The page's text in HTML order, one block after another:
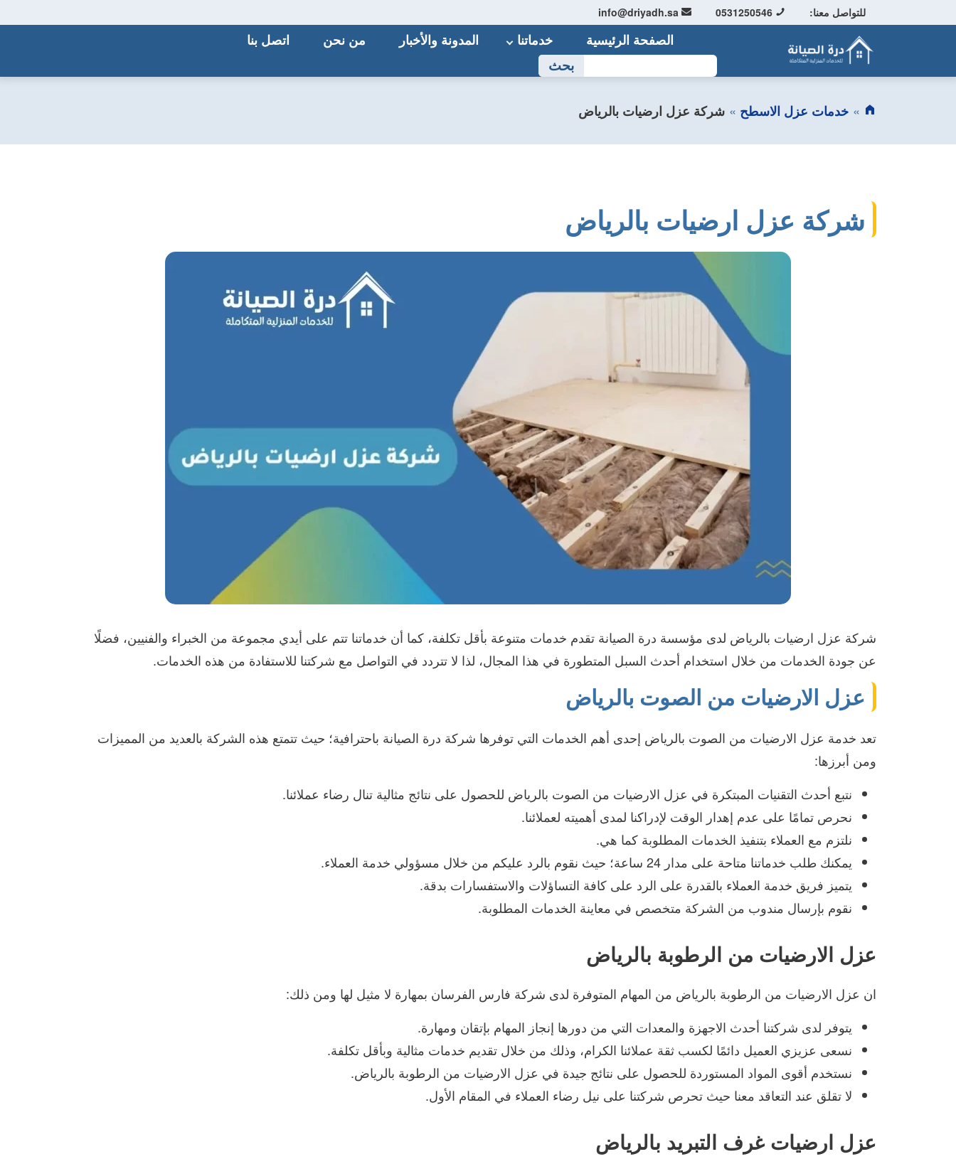
للتواصل معنا:
الصفحة الرئيسية خدماتنا المدونة والأخبار من نحن
اتصل بنا
بحث
خدمات عزل الاسطح شركة عزل ارضيات بالرياض
شركة عزل ارضيات بالرياض
شركة عزل ارضيات بالرياض لدى مؤسسة درة الصيانة تقدم خدمات متنوعة بأقل تكلفة، كما أن خدماتنا تتم على أيدي مجموعة من الخبراء والفنيين، فضلًا
عن جودة الخدمات من خلال استخدام أحدث السبل المتطورة في هذا المجال، لذا لا تتردد في التواصل مع شركتنا للاستفادة من هذه الخدمات.
عزل الارضيات من الصوت بالرياض
تعد خدمة عزل الارضيات من الصوت بالرياض إحدى أهم الخدمات التي توفرها شركة درة الصيانة باحترافية؛ حيث تتمتع هذه الشركة بالعديد من المميزات
ومن أبرزها:
نتبع أحدث التقنيات المبتكرة في عزل الارضيات من الصوت بالرياض للحصول على نتائج مثالية تنال رضاء عملائنا.
نحرص تمامًا على عدم إهدار الوقت لإدراكنا لمدى أهميته لعملائنا.
نلتزم مع العملاء بتنفيذ الخدمات المطلوبة كما هي.
يمكنك طلب خدماتنا متاحة على مدار 24 ساعة؛ حيث نقوم بالرد عليكم من خلال مسؤولي خدمة العملاء.
يتميز فريق خدمة العملاء بالقدرة على الرد على كافة التساؤلات والاستفسارات بدقة.
نقوم بإرسال مندوب من الشركة متخصص في معاينة الخدمات المطلوبة.
عزل الارضيات من الرطوبة بالرياض
ان عزل الارضيات من الرطوبة بالرياض من المهام المتوفرة لدى شركة فارس الفرسان بمهارة لا مثيل لها ومن ذلك:
يتوفر لدى شركتنا أحدث الاجهزة والمعدات التي من دورها إنجاز المهام بإتقان ومهارة.
نسعى عزيزي العميل دائمًا لكسب ثقة عملائنا الكرام، وذلك من خلال تقديم خدمات مثالية وبأقل تكلفة.
نستخدم أقوى المواد المستوردة للحصول على نتائج جيدة في عزل الارضيات من الرطوبة بالرياض.
لا تقلق عند التعاقد معنا حيث تحرص شركتنا على نيل رضاء العملاء في المقام الأول.
عزل ارضيات غرف التبريد بالرياض